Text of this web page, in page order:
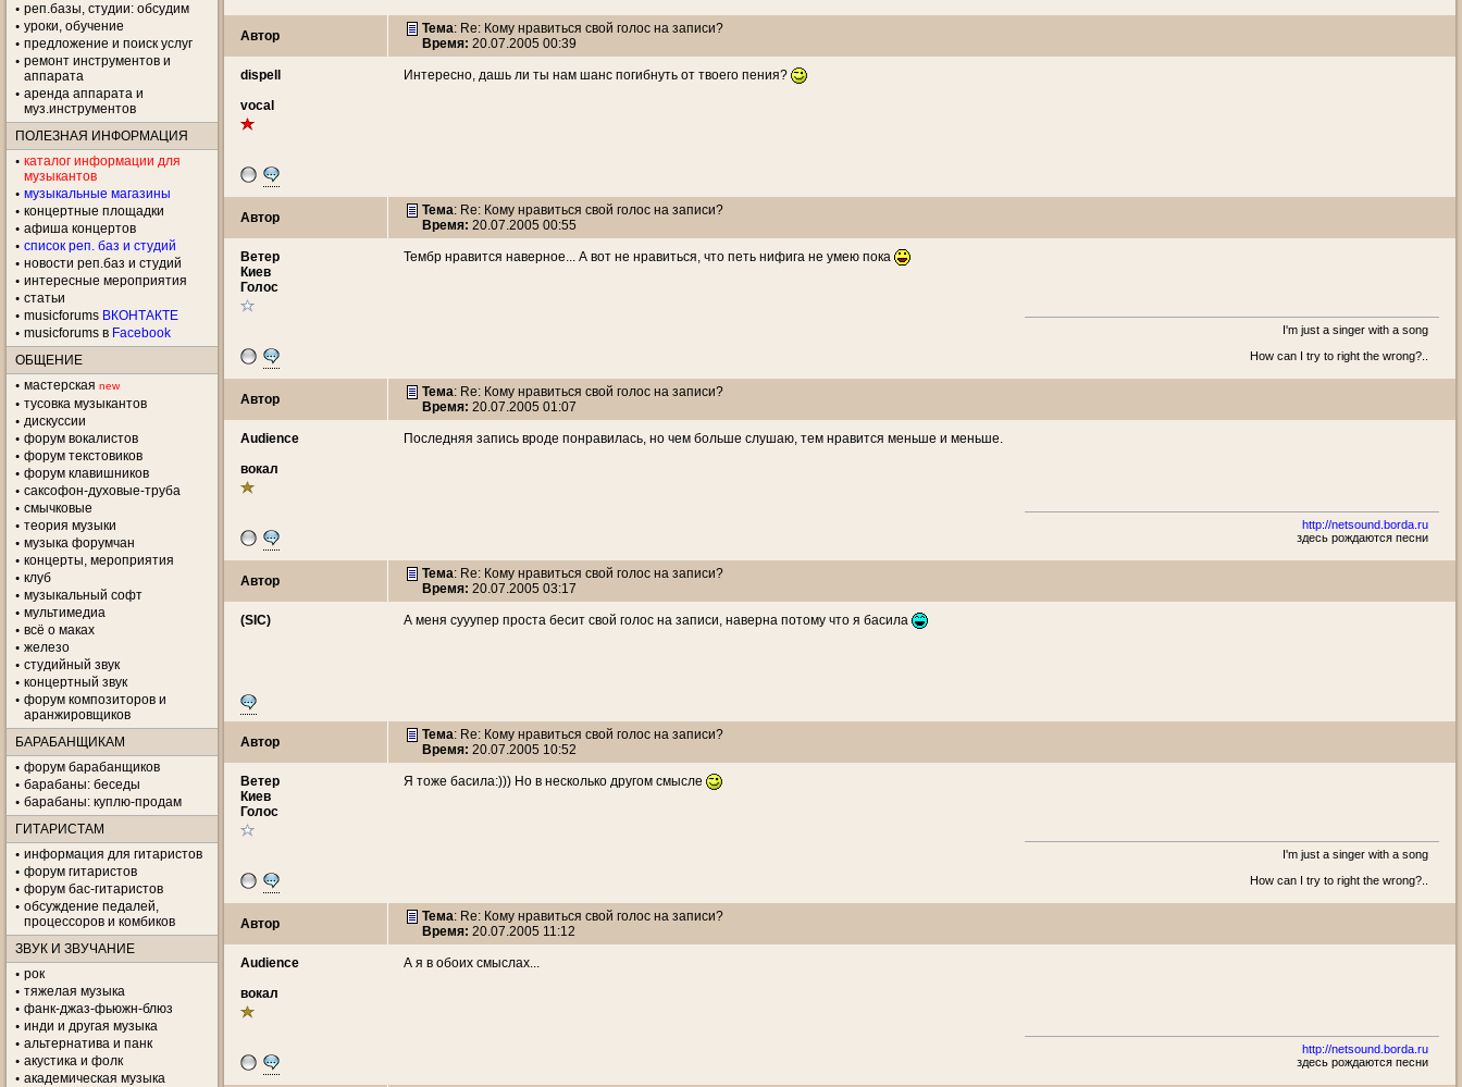
реп.базы, студии: обсудим
уроки, обучение
предложение и поиск услуг
ремонт инструментов и
аппарата
аренда аппарата и
муз.инструментов
ПОЛЕЗНАЯ ИНФОРМАЦИЯ
каталог информации для
музыкантов
музыкальные магазины
концертные площадки
aфиша концертов
список реп. баз и студий
новости реп.баз и студий
интересные мероприятия
статьи
musicforums ВКОНТАКТЕ
musicforums в Facebook
ОБЩЕНИЕ
мастерская new
тусовка музыкантов
дискуссии
форум вокалистов
форум текстовиков
форум клавишников
саксофон-духовые-труба
смычковые
теория музыки
музыка форумчан
концерты, мероприятия
клуб
музыкальный софт
мультимедиа
всё о маках
железо
студийный звук
концертный звук
форум композиторов и
аранжировщиков
БАРАБАНЩИКАМ
форум барабанщиков
барабаны: беседы
барабаны: куплю-продам
ГИТАРИСТАМ
информация для гитаристов
форум гитаристов
форум бас-гитаристов
обсуждение педалей,
процессоров и комбиков
ЗВУК И ЗВУЧАНИЕ
рок
тяжелая музыка
фанк-джаз-фьюжн-блюз
инди и другая музыка
альтернатива и панк
акустика и фолк
академическая музыка
Автор Тема: Re: Кому нравиться свой голос на записи?
Время: 20.07.2005 00:39
dispell
vocal
Интересно, дашь ли ты нам шанс погибнуть от твоего пения?
Автор Тема: Re: Кому нравиться свой голос на записи?
Время: 20.07.2005 00:55
Ветeр
Киев
Голос
Тембр нравится наверное... А вот не нравиться, что петь нифига не умею пока
I'm just a singer with a song
How can I try to right the wrong?..
Автор Тема: Re: Кому нравиться свой голос на записи?
Время: 20.07.2005 01:07
Audience
вокал
Последняя запись вроде понравилась, но чем больше слушаю, тем нравится меньше и меньше.
http://netsound.borda.ru
здесь рождаются песни
Автор Тема: Re: Кому нравиться свой голос на записи?
Время: 20.07.2005 03:17
(SIC) А меня сууупер проста бесит свой голос на записи, наверна потому что я басила
Автор Тема: Re: Кому нравиться свой голос на записи?
Время: 20.07.2005 10:52
Ветeр
Киев
Голос
Я тоже басила:))) Но в несколько другом смысле
I'm just a singer with a song
How can I try to right the wrong?..
Автор Тема: Re: Кому нравиться свой голос на записи?
Время: 20.07.2005 11:12
Audience
вокал
А я в обоих смыслах...
http://netsound.borda.ru
здесь рождаются песни